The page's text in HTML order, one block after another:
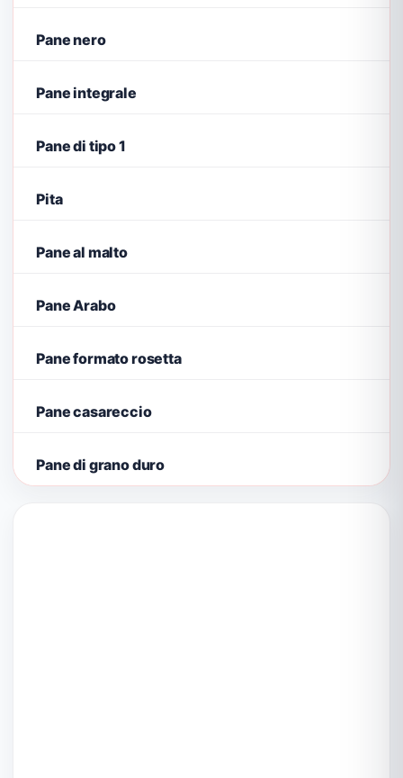
Pane nero
Pane integrale
Pane di tipo 1
Pita
Pane al malto
Pane Arabo
Pane formato rosetta
Pane casareccio
Pane di grano duro